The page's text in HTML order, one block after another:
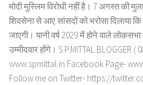
मोदी मुस्लिम विरोधी नहीं है। 7 अगस्त की
शिवसेना से आए सांसदों को भरोसा दिलाया कि
जाएगी। यानी वर्ष 2029 में होने वाले
उम्मीदवार होंगे। S.P.MITTAL BLOGGER
www.spmittal.in Facebook Page-
Follow me on Twitter- https://